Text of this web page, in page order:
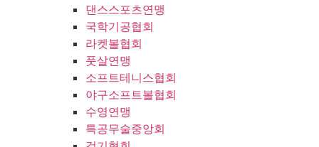
댄스스포츠연맹
국학기공협회
라켓볼협회
풋살연맹
소프트테니스협회
야구소프트볼협회
수영연맹
특공무술중앙회